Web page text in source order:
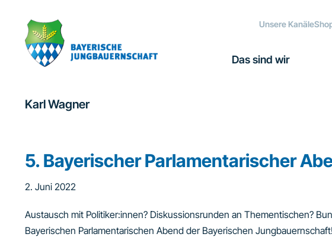
Hauptnavigation
springen
springen
Fußzeile
springen
Unsere Kanäle
Das sind wir
Karl Wagner
5. Bayerischer Parlamentarischer
2. Juni 2022
Austausch mit Politiker:innen? Diskussionsrunden an Thementischen?
Bayerischen Parlamentarischen Abend der Bayerischen